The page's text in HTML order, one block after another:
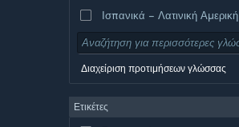
Ισπανικά – Λατινική Αμερική
Διαχείριση προτιμήσεων γλώσσας
Ετικέτες